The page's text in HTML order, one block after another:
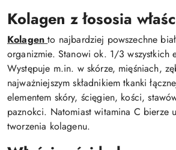
Kolagen z łososia
Kolagen to najbardziej powszechne
organizmie. Stanowi ok. 1/3 wszystkich
Występuje m.in. w skórze, mięśniach,
najważniejszym składnikiem tkanki
elementem skóry, ścięgien, kości,
paznokci. Natomiast witamina C bierze
tworzenia kolagenu.